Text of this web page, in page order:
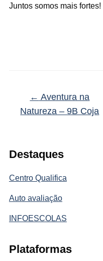
Destaques
Centro Qualifica
Auto avaliação
INFOESCOLAS
Plataformas
Juntos somos mais fortes!
← Aventura na
Natureza – 9B Coja